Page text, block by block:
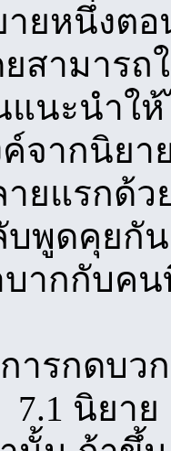
ยหนึ่งตอ
สามารถ
นะนำให้
ค์จากนิย
ยแรกด้ว
บพูดคุยกัน
บากกับค
ารกดบว
นิยาย